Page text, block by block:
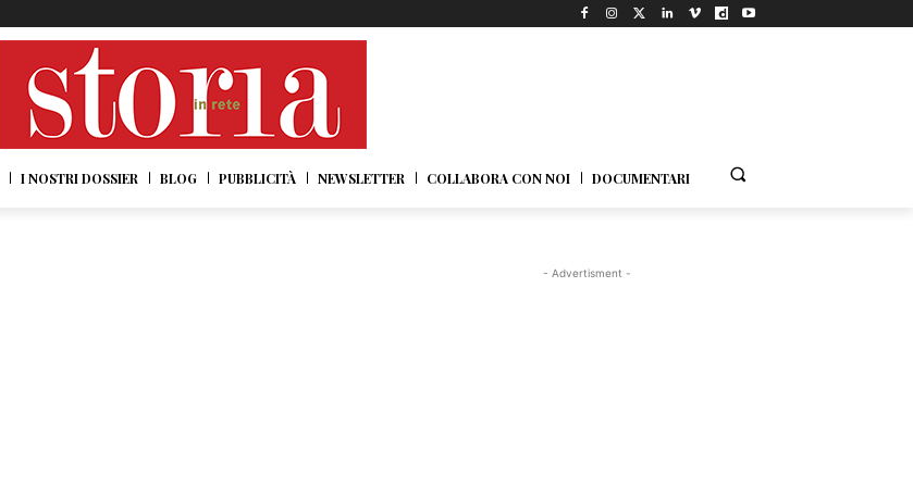
I NOSTRI DOSSIER BLOG PUBBLICITÀ NEWSLETTER COLLABORA CON NOI DOCUMENTARI
- Advertisment -